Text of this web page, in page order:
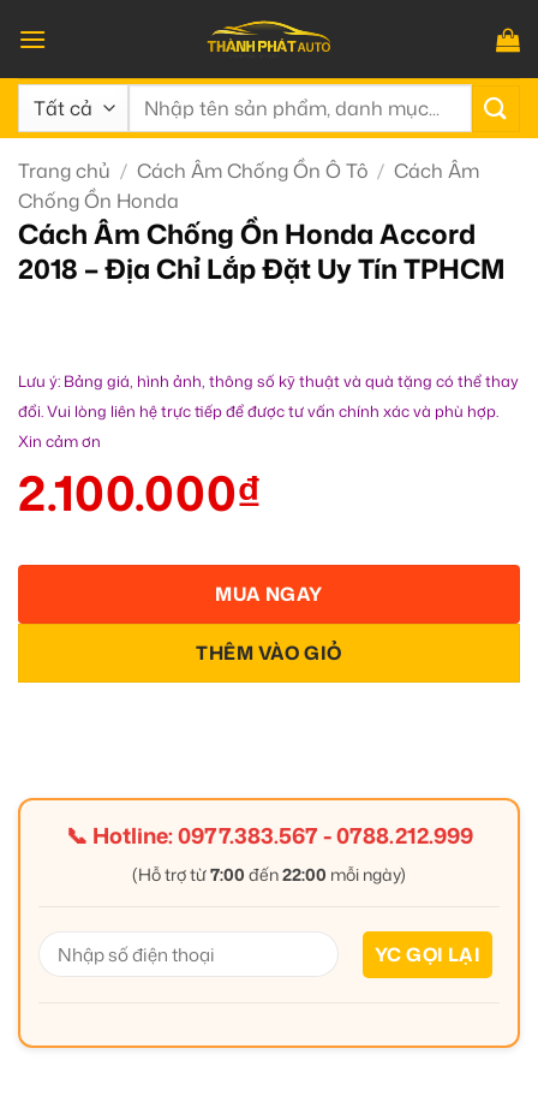
qua
nội
dung
Tìm
Trang chủ / Cách Âm Chống Ồn Ô Tô / Cách Âm
Chống Ồn Honda
Cách Âm Chống Ồn Honda Accord
2018 – Địa Chỉ Lắp Đặt Uy Tín TPHCM
Lưu ý: Bảng giá, hình ảnh, thông số kỹ thuật và quà tặng có thể thay
đổi. Vui lòng liên hệ trực tiếp để được tư vấn chính xác và phù hợp.
Xin cảm ơn
2.100.000₫
THÊM VÀO GIỎ
MUA NGAY
📞 Hotline:0977.383.567-0788.212.999
(Hỗ trợ từ7:00 đến22:00 mỗi ngày)